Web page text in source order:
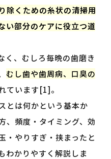
除くための糸状の清掃用
い部分のケアに役立つ道
く、むしろ毎晩の歯磨き
むし歯や歯周病、口臭の
ています[1]。
とは何かという基本か
、頻度・タイミング、効
・やりすぎ・挟まったと
わかりやすく解説しま